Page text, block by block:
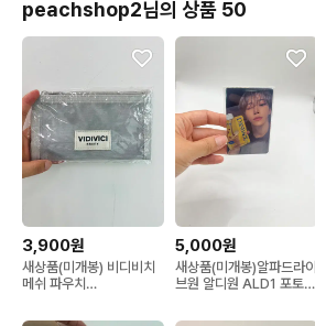
peachshop2님의 상품 50
3,900원
새상품(미개봉) 비디비치
메쉬 파우치
5,000원
새상품(미개봉)알파드라이
브원 알디원 ALD1 포토카